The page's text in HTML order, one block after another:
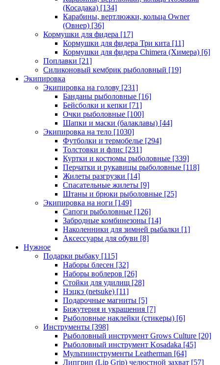
(Косадака) [134]
Карабины, вертлюжки, кольца Owner
(Овнер) [36]
Кормушки для фидера [17]
Кормушки для фидера Три кита [11]
Кормушки для фидера Chimera (Химера) [6]
Поплавки [21]
Силиконовый кембрик рыболовный [19]
Экипировка
Экипировка на голову [231]
Банданы рыболовные [16]
Бейсболки и кепки [71]
Очки рыболовные [100]
Шапки и маски (балаклавы) [44]
Экипировка на тело [1030]
Футболки и термобелье [294]
Толстовки и флис [231]
Куртки и костюмы рыболовные [339]
Перчатки и рукавицы рыболовные [118]
Жилеты разгрузки [14]
Спасательные жилеты [9]
Штаны и брюки рыболовные [25]
Экипировка на ноги [149]
Сапоги рыболовные [126]
Забродные комбинезоны [14]
Наколенники для зимней рыбалки [1]
Аксессуары для обуви [8]
Нужное
Подарки рыбаку [115]
Наборы блесен [32]
Наборы воблеров [26]
Стойки для удилищ [28]
Нэцкэ (netsuke) [11]
Подарочные магниты [5]
Бижутерия и украшения [7]
Рыболовные наклейки (стикеры) [6]
Инструменты [398]
Рыболовный инструмент Grows Culture [20]
Рыболовный инструмент Kosadaka [45]
Мультиинструменты Leatherman [64]
Липгрип (Lip Grip) челюстной захват [57]